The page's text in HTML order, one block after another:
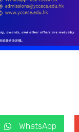
WhatsApp